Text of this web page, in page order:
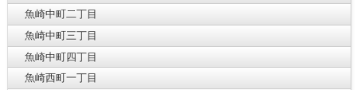
魚崎中町二丁目
魚崎中町三丁目
魚崎中町四丁目
魚崎西町一丁目